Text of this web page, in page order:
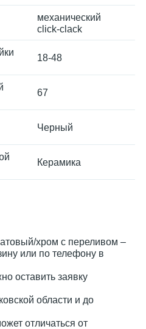
механический
click-clack
18-48
67
Черный
Керамика
хром с переливом –
или по телефону в
оставить заявку
области и до
отличаться от